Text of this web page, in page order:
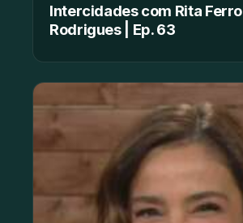
Intercidades com Rita Ferro
Rodrigues | Ep. 63